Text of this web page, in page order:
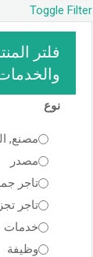
Toggle Filter
فلتر
نوع
مصنع,
مصدر
تاجر
تاجر
خدمات
وظيفة